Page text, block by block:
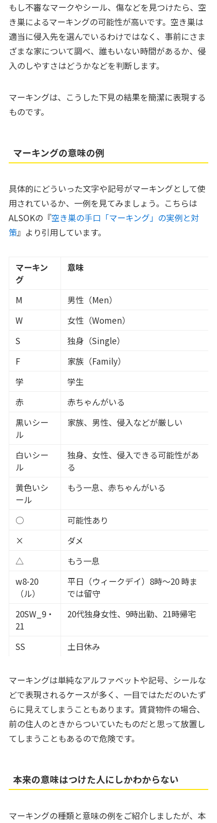
もし不審なマークやシール、傷などを見つけたら、空
き巣によるマーキングの可能性が高いです。空き巣は
適当に侵入先を選んでいるわけではなく、事前にさま
ざまな家について調べ、誰もいない時間があるか、侵
入のしやすさはどうかなどを判断します。
マーキングは、こうした下見の結果を簡潔に表現する
ものです。
マーキングの意味の例
具体的にどういった文字や記号がマーキングとして使
用されているか、一例を見てみましょう。こちらは
ALSOKの『空き巣の手口「マーキング」の実例と対
策』より引用しています。
マーキン
グ
意味
M
男性（Men）
W
女性（Women）
S
独身（Single）
F
家族（Family）
学
学生
赤
赤ちゃんがいる
黒いシー
ル
家族、男性、侵入などが厳しい
白いシー
ル
独身、女性、侵入できる可能性があ
る
黄色いシ
ール
もう一息、赤ちゃんがいる
○
可能性あり
×
ダメ
△
もう一息
w8-20
（ル）
平日（ウィークデイ）8時～20 時ま
では留守
20SW_9・
21
20代独身女性、9時出勤、21時帰宅
SS 土日休み
マーキングは単純なアルファベットや記号、シールな
どで表現されるケースが多く、一目ではただのいたず
らに見えてしまうこともあります。賃貸物件の場合、
前の住人のときからついていたものだと思って放置し
てしまうこともあるので危険です。
本来の意味はつけた人にしかわからない
マーキングの種類と意味の例をご紹介しましたが、本